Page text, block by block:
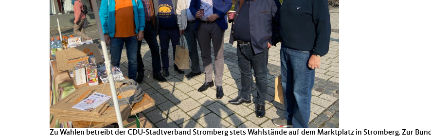
Zu Wahlen betreibt der CDU-Stadtver­band Stromberg stets Wahlstände auf dem Mark­t­platz in Stromberg. Zur